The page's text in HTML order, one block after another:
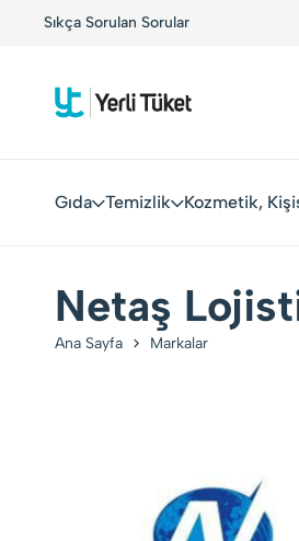
Sıkça Sorulan Sorular
Yerli Markalarla Buluşuyor!
Gıda Temizlik Kozmetik,
Netaş
Ana Sayfa Markalar